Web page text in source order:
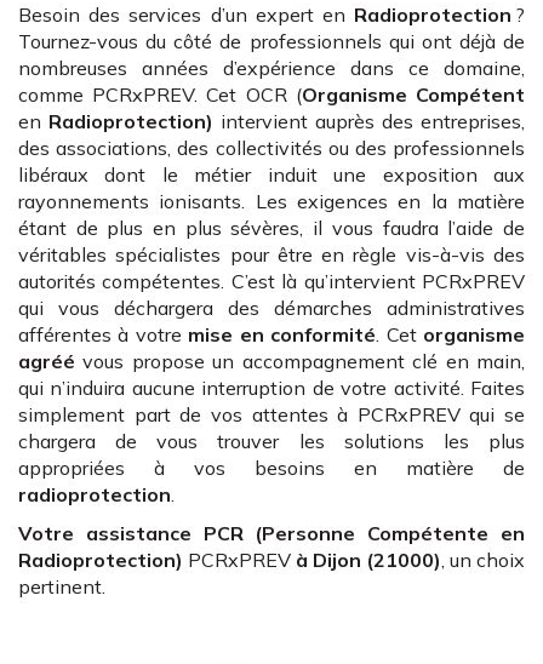
Besoin des services d’un expert en Radioprotection ?
Tournez-vous du côté de professionnels qui ont déjà de
nombreuses années d’expérience dans ce domaine,
comme PCRxPREV. Cet OCR (Organisme Compétent
en Radioprotection) intervient auprès des entreprises,
des associations, des collectivités ou des professionnels
libéraux dont le métier induit une exposition aux
rayonnements ionisants. Les exigences en la matière
étant de plus en plus sévères, il vous faudra l’aide de
véritables spécialistes pour être en règle vis-à-vis des
autorités compétentes. C’est là qu’intervient PCRxPREV
qui vous déchargera des démarches administratives
afférentes à votre mise en conformité . Cet organisme
agréé vous propose un accompagnement clé en main,
qui n’induira aucune interruption de votre activité. Faites
simplement part de vos attentes à PCRxPREV qui se
chargera de vous trouver les solutions les plus
appropriées à vos besoins en matière de
radioprotection
Votre assistance PCR (Personne Compétente en
Radioprotection) PCRxPREV à Dijon (21000) , un choix
pertinent.